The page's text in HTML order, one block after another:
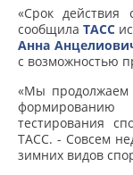
«Срок действия
сообщилаТАСС
Анна
с возможностью
«Мы продолжаем
тестирования
ТАСС. - Совсем
зимних видов